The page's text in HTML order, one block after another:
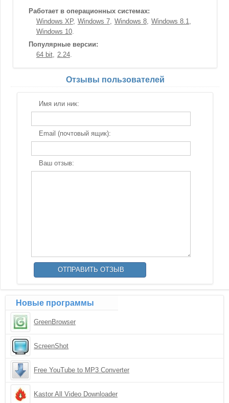
Работает в операционных системах:
Windows XP
Windows 7 Windows 8
Windows 8.1
Windows 10
Популярные версии:
64 bit
2.24
Отзывы пользователей
Имя или ник:
Email (почтовый ящик):
Ваш отзыв:
Новые программы
GreenBrowser
ScreenShot
Free YouTube to MP3 Converter
Kastor All Video Downloader